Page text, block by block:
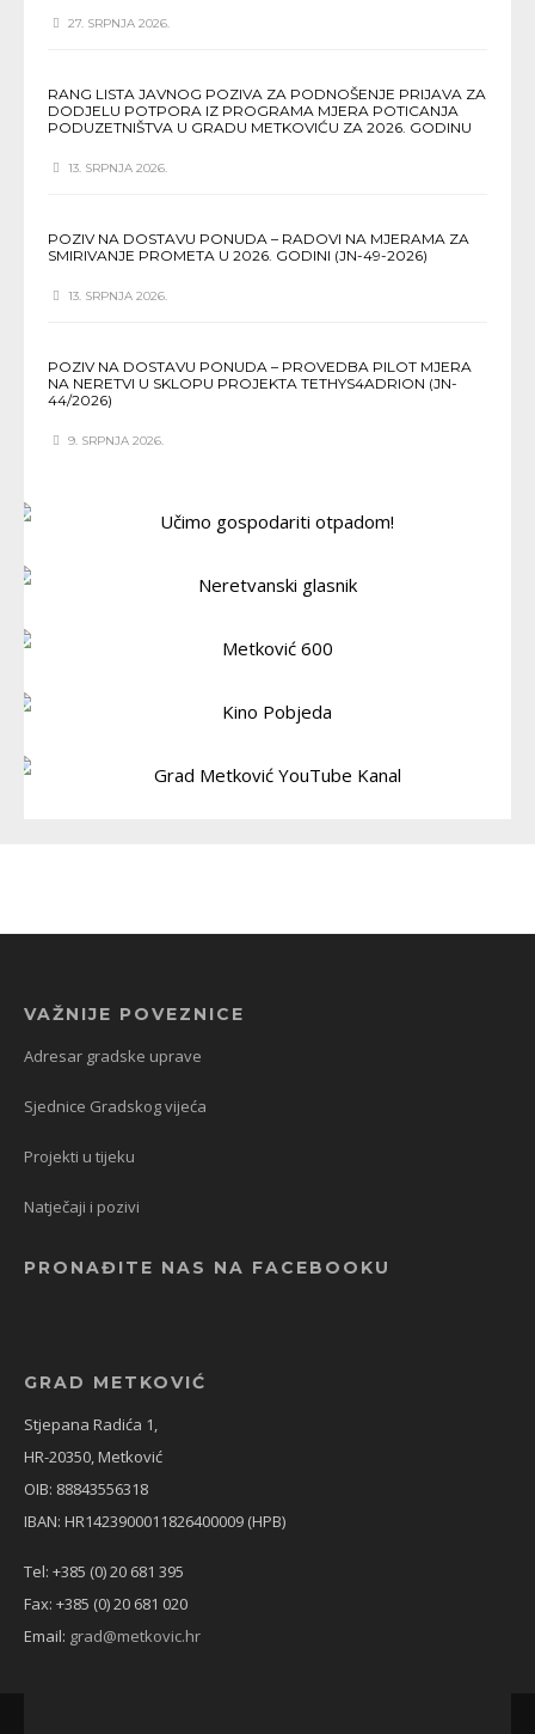
27. SRPNJA 2026.
RANG LISTA JAVNOG POZIVA ZA PODNOŠENJE PRIJAVA ZA
DODJELU POTPORA IZ PROGRAMA MJERA POTICANJA
PODUZETNIŠTVA U GRADU METKOVIĆU ZA 2026. GODINU
13. SRPNJA 2026.
POZIV NA DOSTAVU PONUDA – RADOVI NA MJERAMA ZA
SMIRIVANJE PROMETA U 2026. GODINI (JN-49-2026)
13. SRPNJA 2026.
POZIV NA DOSTAVU PONUDA – PROVEDBA PILOT MJERA
NA NERETVI U SKLOPU PROJEKTA TETHYS4ADRION (JN-
44/2026)
9. SRPNJA 2026.
VAŽNIJE POVEZNICE
Adresar gradske uprave
Sjednice Gradskog vijeća
Projekti u tijeku
Natječaji i pozivi
PRONAĐITE NAS NA FACEBOOKU
GRAD METKOVIĆ
Stjepana Radića 1,
HR-20350, Metković
OIB: 88843556318
IBAN: HR1423900011826400009 (HPB)
Tel: +385 (0) 20 681 395
Fax: +385 (0) 20 681 020
Email: grad@metkovic.hr